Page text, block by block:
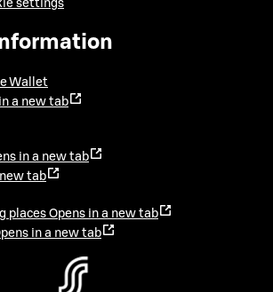
settings
Wallet
a new tab
in a new tab
tab
places Opens in a new tab
in a new tab